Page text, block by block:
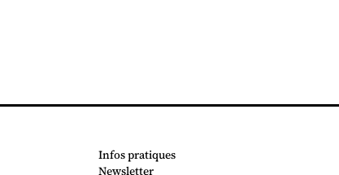
Infos pratiques
Newsletter